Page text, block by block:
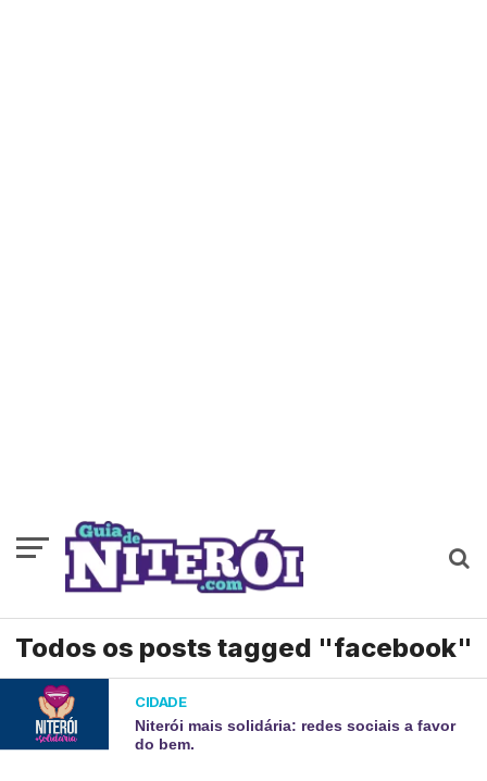
Todos os posts tagged "facebook"
CIDADE
Niterói mais solidária: redes sociais a favor
do bem.